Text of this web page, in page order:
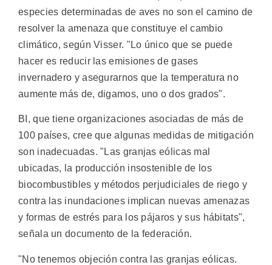
especies determinadas de aves no son el camino de
resolver la amenaza que constituye el cambio
climático, según Visser. "Lo único que se puede
hacer es reducir las emisiones de gases
invernadero y asegurarnos que la temperatura no
aumente más de, digamos, uno o dos grados".
BI, que tiene organizaciones asociadas de más de
100 países, cree que algunas medidas de mitigación
son inadecuadas. "Las granjas eólicas mal
ubicadas, la producción insostenible de los
biocombustibles y métodos perjudiciales de riego y
contra las inundaciones implican nuevas amenazas
y formas de estrés para los pájaros y sus hábitats",
señala un documento de la federación.
"No tenemos objeción contra las granjas eólicas.